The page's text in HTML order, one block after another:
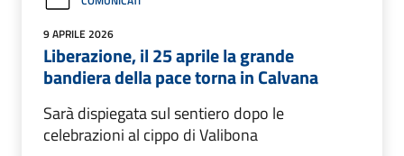
9 APRILE 2026
Liberazione, il 25 aprile la grande
bandiera della pace torna in Calvana
Sarà dispiegata sul sentiero dopo le
celebrazioni al cippo di Valibona